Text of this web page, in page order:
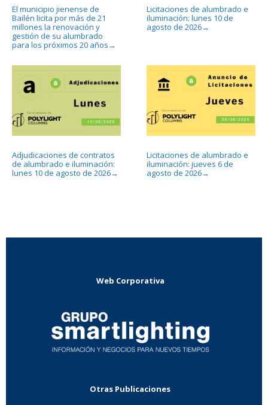
El municipio jienense de
Bailén licita por más de 21
millones la renovación y
gestión de su alumbrado
para los próximos 20 años →
Licitaciones de alumbrado e
iluminación: lunes 10 de
agosto de 2026→
Adjudicaciones de contratos
de alumbrado e iluminación:
lunes 10 de agosto de 2026→
Licitaciones de alumbrado e
iluminación: jueves 6 de
agosto de 2026→
Web Corporativa
Otras Publicaciones